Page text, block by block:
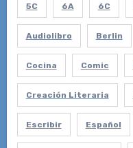
5C 6A 6C
Audiolibro Berlin
Cocina Comic
Creación Literaria
Escribir Español